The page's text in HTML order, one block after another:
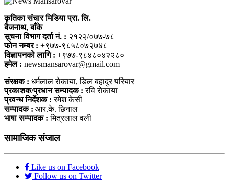
कृतिका संचार मिडिया प्रा. लि.
बैजनाथ, बाँके
सूचना विभाग दर्ता नं. : २१२२/०७७-७८
फोन नम्बर : +९७७-९८५८०७२७४८
विज्ञापनकाे लागि : +९७७-९८४८०४२२८०
इमेल : newsmansarovar@gmail.com
संरक्षक : धर्मलाल राेकाया, डिल बहादुर परियार
प्रकाशक/प्रधान सम्पादक : रवि राेकाया
प्रवन्ध निर्देशक : रमेश केसी
सम्पादक : आर.के. छिनाल
भाषा सम्पादक : मित्रलाल वली
सामाजिक संजाल
Like us on Facebook
Follow us on Twitter